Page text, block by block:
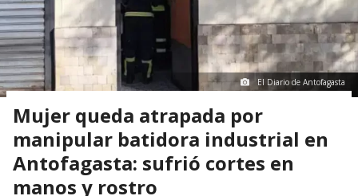
El Diario de Antofagasta
Mujer queda atrapada por
manipular batidora industrial en
Antofagasta: sufrió cortes en
manos y rostro